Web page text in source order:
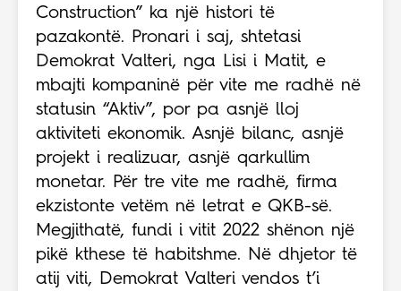
Construction” ka një histori të
pazakontë. Pronari i saj, shtetasi
Demokrat Valteri, nga Lisi i Matit, e
mbajti kompaninë për vite me radhë në
statusin “Aktiv”, por pa asnjë lloj
aktiviteti ekonomik. Asnjë bilanc, asnjë
projekt i realizuar, asnjë qarkullim
monetar. Për tre vite me radhë, firma
ekzistonte vetëm në letrat e QKB-së.
Megjithatë, fundi i vitit 2022 shënon një
pikë kthese të habitshme. Në dhjetor të
atij viti, Demokrat Valteri vendos t’i